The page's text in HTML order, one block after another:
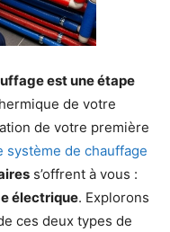
est une étape
de votre
de votre première
système de chauffage
s’offrent à vous :
électrique. Explorons
ces deux types de